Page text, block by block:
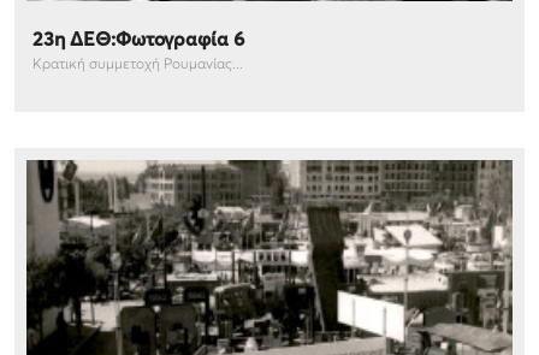
23η ΔΕΘ:Φωτογραφία 6
Κρατική συμμετοχή Ρουμανίας...